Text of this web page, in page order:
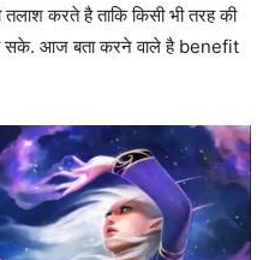
करते है ताकि किसी भी तरह की
सके. आज बता करने वाले है benefit